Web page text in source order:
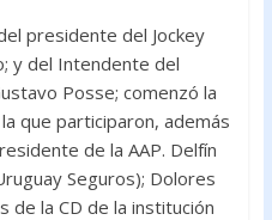
presidente del Jockey
y del Intendente del
Posse; comenzó la
que participaron, además
de la AAP. Delfín
Seguros); Dolores
de la CD de la institución